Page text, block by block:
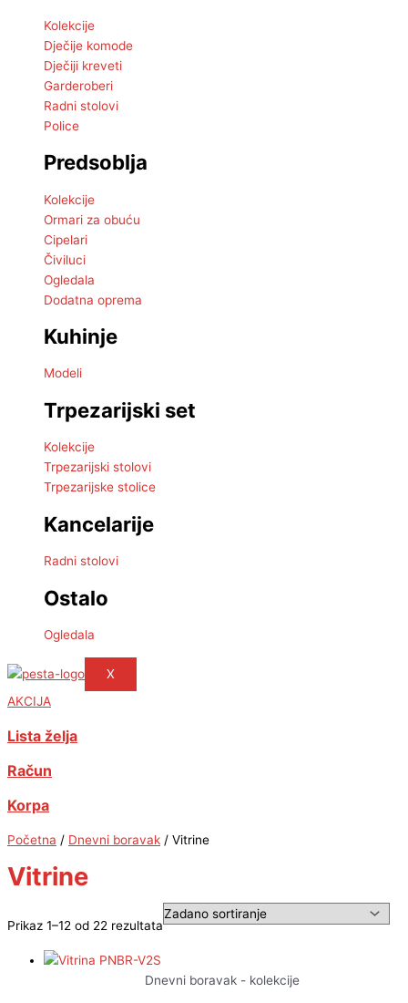
Kolekcije
Dječije komode
Dječiji kreveti
Garderoberi
Radni stolovi
Police
Predsoblja
Kolekcije
Ormari za obuću
Cipelari
Čiviluci
Ogledala
Dodatna oprema
Kuhinje
Modeli
Trpezarijski set
Kolekcije
Trpezarijski stolovi
Trpezarijske stolice
Kancelarije
Radni stolovi
Ostalo
Ogledala
X
AKCIJA
Lista želja
Račun
Korpa
Početna / Dnevni boravak / Vitrine
Vitrine
Prikaz 1–12 od 22 rezultata
Dnevni boravak - kolekcije